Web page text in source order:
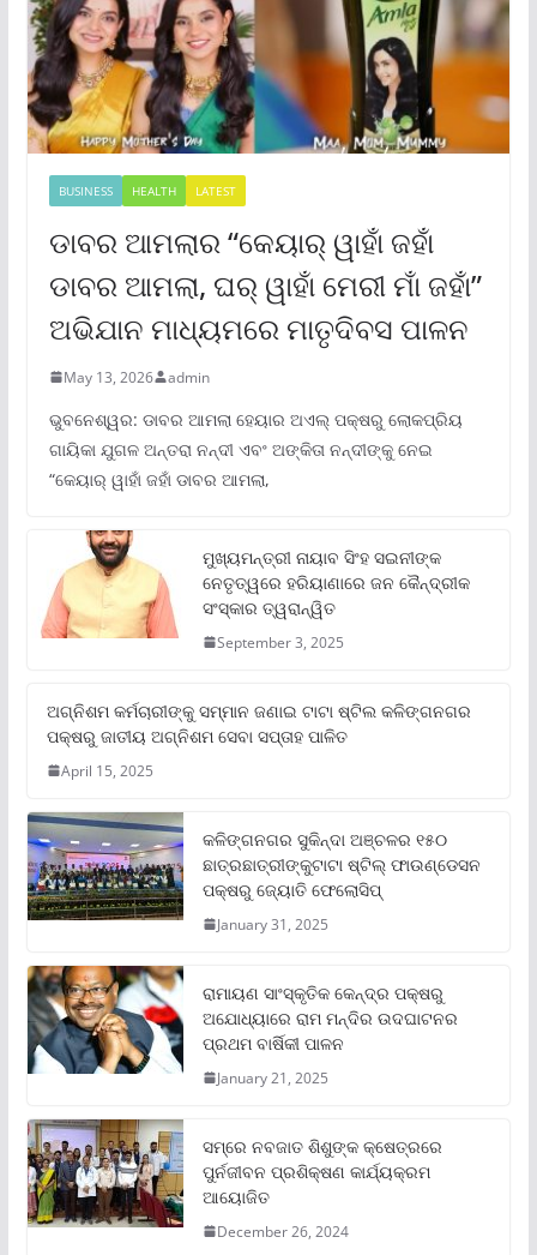
BUSINESS HEALTH LATEST
ଡାବର ଆମଲାର “କେୟାର୍ ୱାହାଁ ଜହାଁ
ଡାବର ଆମଲା, ଘର୍ ୱାହାଁ ମେରୀ ମାଁ ଜହାଁ”
ଅଭିଯାନ ମାଧ୍ୟମରେ ମାତୃଦିବସ ପାଳନ
May 13, 2026 admin
ଭୁବନେଶ୍ୱର: ଡାବର ଆମଲା ହେୟାର ଅଏଲ୍ ପକ୍ଷରୁ ଲୋକପ୍ରିୟ
ଗାୟିକା ଯୁଗଳ ଅନ୍ତରା ନନ୍ଦୀ ଏବଂ ଅଙ୍କିତା ନନ୍ଦୀଙ୍କୁ ନେଇ
“କେୟାର୍ ୱାହାଁ ଜହାଁ ଡାବର ଆମଲା,
ମୁଖ୍ୟମନ୍ତ୍ରୀ ନାୟାବ ସିଂହ ସଇନୀଙ୍କ
ନେତୃତ୍ୱରେ ହରିୟାଣାରେ ଜନ କୈନ୍ଦ୍ରୀକ
ସଂସ୍କାର ତ୍ୱରାନ୍ୱିତ
September 3, 2025
ଅଗ୍ନିଶମ କର୍ମଚାରୀଙ୍କୁ ସମ୍ମାନ ଜଣାଇ ଟାଟା ଷ୍ଟିଲ କଳିଙ୍ଗନଗର
ପକ୍ଷରୁ ଜାତୀୟ ଅଗ୍ନିଶମ ସେବା ସପ୍ତାହ ପାଳିତ
April 15, 2025
କଳିଙ୍ଗନଗର ସୁକିନ୍ଦା ଅଞ୍ଚଳର ୧୫୦
ଛାତ୍ରଛାତ୍ରୀଙ୍କୁଟାଟା ଷ୍ଟିଲ୍ ଫାଉଣ୍ଡେସନ
ପକ୍ଷରୁ ଜ୍ୟୋତି ଫେଲୋସିପ୍‌
January 31, 2025
ରାମାୟଣ ସାଂସ୍କୃତିକ କେନ୍ଦ୍ର ପକ୍ଷରୁ
ଅଯୋଧ୍ୟାରେ ରାମ ମନ୍ଦିର ଉଦଘାଟନର
ପ୍ରଥମ ବାର୍ଷିକୀ ପାଳନ
January 21, 2025
ସମ୍‌ରେ ନବଜାତ ଶିଶୁଙ୍କ କ୍ଷେତ୍ରରେ
ପୁର୍ନଜୀବନ ପ୍ରଶିକ୍ଷଣ କାର୍ଯ୍ୟକ୍ରମ
ଆୟୋଜିତ
December 26, 2024